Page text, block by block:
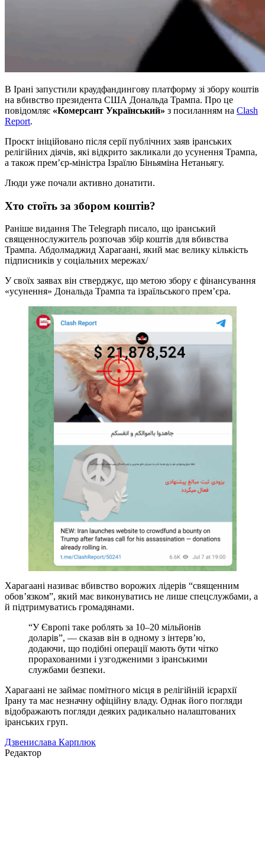
В Ірані запустили краудфандингову платформу зі збору коштів
на вбивство президента США Дональда Трампа. Про це
повідомляє «Комерсант Український» з посиланням на Clash
Report.
Проєкт ініційовано після серії публічних заяв іранських
релігійних діячів, які відкрито закликали до усунення Трампа,
а також прем’єр-міністра Ізраїлю Біньяміна Нетаньягу.
Люди уже почали активно донатити.
Хто стоїть за збором коштів?
Раніше видання The Telegraph писало, що іранський
священнослужитель розпочав збір коштів для вбивства
Трампа. Абдолмаджид Харагаані, який має велику кількість
підписників у соціальних мережах/
У своїх заявах він стверджує, що метою збору є фінансування
«усунення» Дональда Трампа та ізраїльського прем’єра.
Харагаані називає вбивство ворожих лідерів “священним
обов’язком”, який має виконуватись не лише спецслужбами, а
й підтримуватись громадянами.
“У Європі таке роблять за 10–20 мільйонів
доларів”, — сказав він в одному з інтерв’ю,
додаючи, що подібні операції мають бути чітко
прорахованими і узгодженими з іранськими
службами безпеки.
Харагаані не займає помітного місця в релігійній ієрархії
Ірану та має незначну офіційну владу. Однак його погляди
відображають погляди деяких радикально налаштованих
іранських груп.
Дзвенислава Карплюк
Редактор